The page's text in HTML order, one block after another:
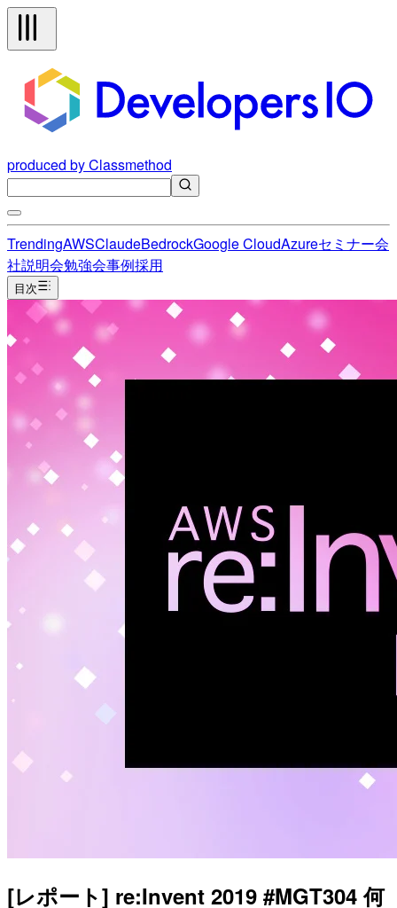
produced by Classmethod
TrendingAWSClaudeBedrockGoogle CloudAzureセミナー会
社説明会勉強会事例採用
目次
[レポート] re:Invent 2019 #MGT304 何